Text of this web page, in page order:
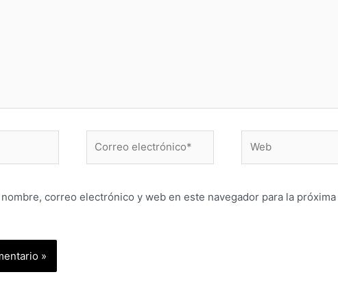
nombre, correo electrónico y web en este navegador para la